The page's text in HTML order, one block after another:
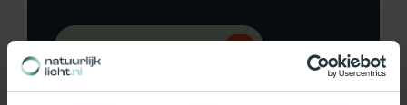
Neem contact op